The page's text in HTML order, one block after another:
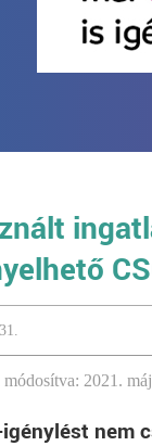
2021.
igénylést nem